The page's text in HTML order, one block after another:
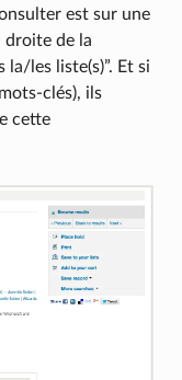
est sur une
droite de la
les liste(s)”. Et si
clés), ils
cette